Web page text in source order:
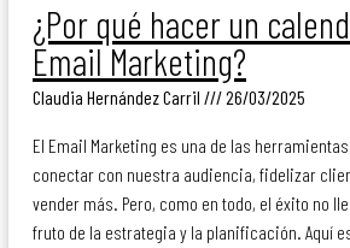
¿Por qué hacer un
Email Marketing?
Claudia Hernández Carril 26/03/2025
El Email Marketing es una de las
conectar con nuestra audiencia, fidelizar
vender más. Pero, como en todo, el éxito no
fruto de la estrategia y la planificación. Aquí